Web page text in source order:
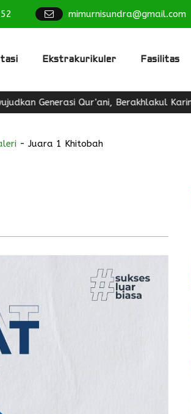
mimurnisundra@gmail.com
Ekstrakurikuler Fasilitas
Qur'ani, Berakhlakul Karimah,
- Juara 1 Khitobah